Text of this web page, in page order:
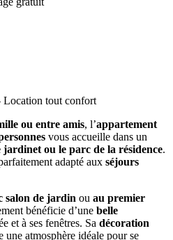
Location tout confort
ou entre amis, l’appartement
vous accueille dans un
jardinet ou le parc de la résidence.
adapté aux séjours
salon de jardin ou au premier
bénéficie d’une belle
et à ses fenêtres. Sa décoration
une atmosphère idéale pour se